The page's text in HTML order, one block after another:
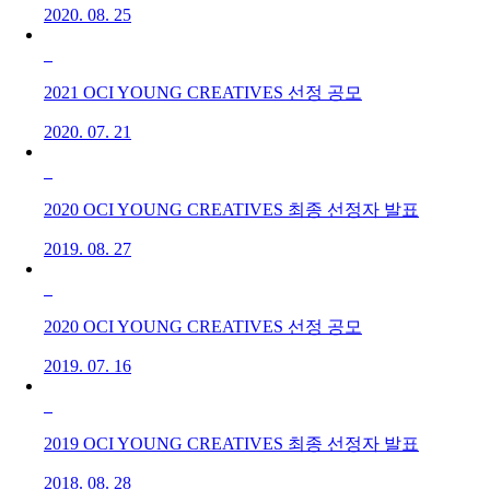
2020. 08. 25
2021 OCI YOUNG CREATIVES 선정 공모
2020. 07. 21
2020 OCI YOUNG CREATIVES 최종 선정자 발표
2019. 08. 27
2020 OCI YOUNG CREATIVES 선정 공모
2019. 07. 16
2019 OCI YOUNG CREATIVES 최종 선정자 발표
2018. 08. 28